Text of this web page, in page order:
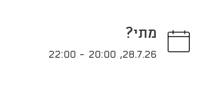
מתי?
28.7.26
,
20:00
-
22:00